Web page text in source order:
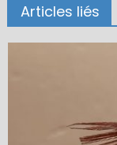
Articles liés